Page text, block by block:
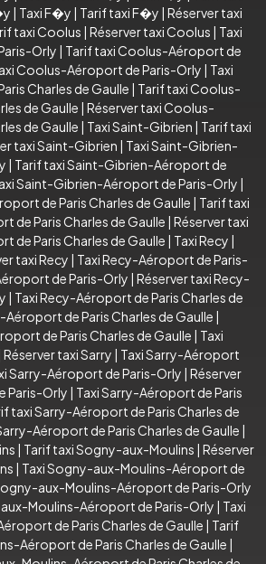
| Taxi F�y | Tarif taxi F�y | Réserver taxi
taxi Coolus | Réserver taxi Coolus | Taxi
Orly | Tarif taxi Coolus-Aéroport de
Coolus-Aéroport de Paris-Orly | Taxi
Charles de Gaulle | Tarif taxi Coolus-
de Gaulle | Réserver taxi Coolus-
de Gaulle | Taxi Saint-Gibrien | Tarif taxi
taxi Saint-Gibrien | Taxi Saint-Gibrien-
| Tarif taxi Saint-Gibrien-Aéroport de
Saint-Gibrien-Aéroport de Paris-Orly |
de Paris Charles de Gaulle | Tarif taxi
de Paris Charles de Gaulle | Réserver taxi
de Paris Charles de Gaulle | Taxi Recy |
taxi Recy | Taxi Recy-Aéroport de Paris-
de Paris-Orly | Réserver taxi Recy-
| Taxi Recy-Aéroport de Paris Charles de
Aéroport de Paris Charles de Gaulle |
de Paris Charles de Gaulle | Taxi
Réserver taxi Sarry | Taxi Sarry-Aéroport
Sarry-Aéroport de Paris-Orly | Réserver
Paris-Orly | Taxi Sarry-Aéroport de Paris
taxi Sarry-Aéroport de Paris Charles de
Aéroport de Paris Charles de Gaulle |
| Tarif taxi Sogny-aux-Moulins | Réserver
| Taxi Sogny-aux-Moulins-Aéroport de
aux-Moulins-Aéroport de Paris-Orly
Moulins-Aéroport de Paris-Orly | Taxi
de Paris Charles de Gaulle | Tarif
Aéroport de Paris Charles de Gaulle |